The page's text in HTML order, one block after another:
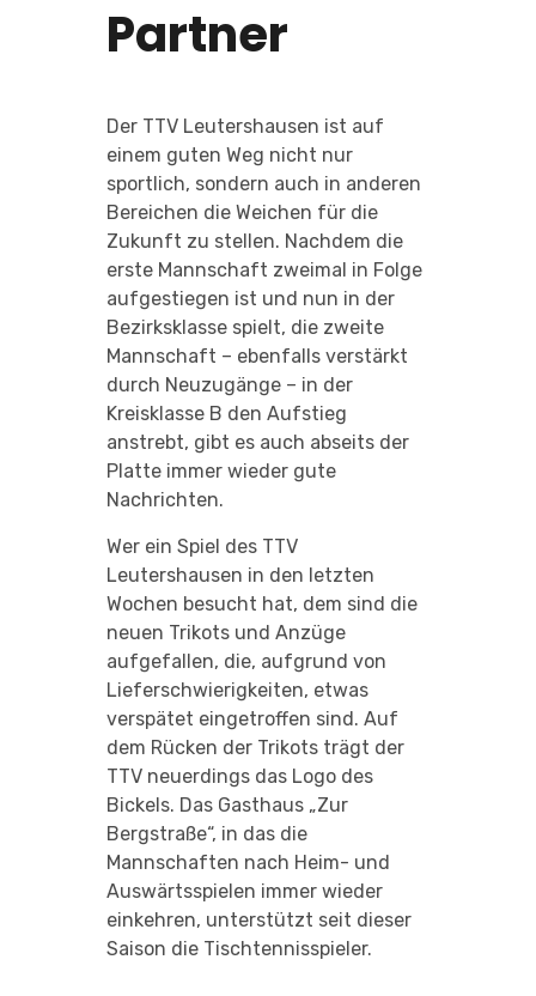
Partner
Der TTV Leutershausen ist auf
einem guten Weg nicht nur
sportlich, sondern auch in anderen
Bereichen die Weichen für die
Zukunft zu stellen. Nachdem die
erste Mannschaft zweimal in Folge
aufgestiegen ist und nun in der
Bezirksklasse spielt, die zweite
Mannschaft – ebenfalls verstärkt
durch Neuzugänge – in der
Kreisklasse B den Aufstieg
anstrebt, gibt es auch abseits der
Platte immer wieder gute
Nachrichten.
Wer ein Spiel des TTV
Leutershausen in den letzten
Wochen besucht hat, dem sind die
neuen Trikots und Anzüge
aufgefallen, die, aufgrund von
Lieferschwierigkeiten, etwas
verspätet eingetroffen sind. Auf
dem Rücken der Trikots trägt der
TTV neuerdings das Logo des
Bickels. Das Gasthaus „Zur
Bergstraße“, in das die
Mannschaften nach Heim- und
Auswärtsspielen immer wieder
einkehren, unterstützt seit dieser
Saison die Tischtennisspieler.